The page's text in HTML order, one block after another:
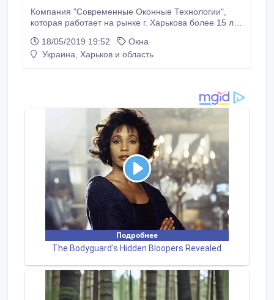
Компания "Современные Оконные Технологии",
которая работает на рынке г. Харькова более 15 лет,
окна любой сложности, цвета и конфигурации от
производителя. Работаем только с
18/05/2019 19:52
Окна
Украина, Харьков и область